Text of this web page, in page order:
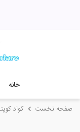
خانه
صفحه نخست کواد